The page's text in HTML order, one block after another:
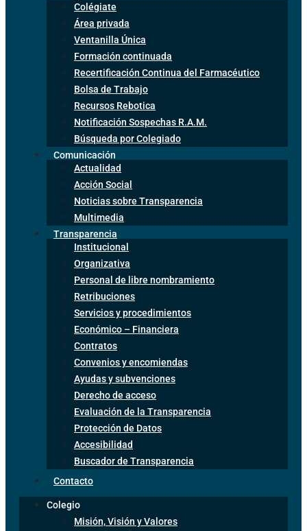
Colégiate
Área privada
Ventanilla Única
Formación continuada
Recertificación Continua del Farmacéutico
Bolsa de Trabajo
Recursos Rebotica
Notificación Sospechas R.A.M.
Búsqueda por Colegiado
Comunicación
Actualidad
Acción Social
Noticias sobre Transparencia
Multimedia
Transparencia
Institucional
Organizativa
Personal de libre nombramiento
Retribuciones
Servicios y procedimientos
Económico – Financiera
Contratos
Convenios y encomiendas
Ayudas y subvenciones
Derecho de acceso
Evaluación de la Transparencia
Protección de Datos
Accesibilidad
Buscador de Transparencia
Contacto
Colegio
Misión, Visión y Valores